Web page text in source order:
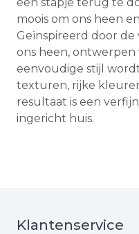
moois om ons heen
Geïnspireerd door
ons heen,
eenvoudige stijl
texturen, rijke
resultaat is een
ingericht huis.
Klantenservice